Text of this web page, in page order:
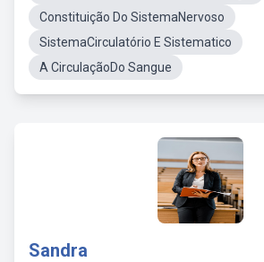
Constituição Do SistemaNervoso
SistemaCirculatório E Sistematico
A CirculaçãoDo Sangue
Sandra